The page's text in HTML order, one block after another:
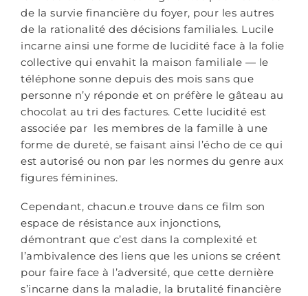
de la survie financière du foyer, pour les autres
de la rationalité des décisions familiales. Lucile
incarne ainsi une forme de lucidité face à la folie
collective qui envahit la maison familiale — le
téléphone sonne depuis des mois sans que
personne n’y réponde et on préfère le gâteau au
chocolat au tri des factures. Cette lucidité est
associée par les membres de la famille à une
forme de dureté, se faisant ainsi l’écho de ce qui
est autorisé ou non par les normes du genre aux
figures féminines.
Cependant, chacun.e trouve dans ce film son
espace de résistance aux injonctions,
démontrant que c’est dans la complexité et
l’ambivalence des liens que les unions se créent
pour faire face à l’adversité, que cette dernière
s’incarne dans la maladie, la brutalité financière